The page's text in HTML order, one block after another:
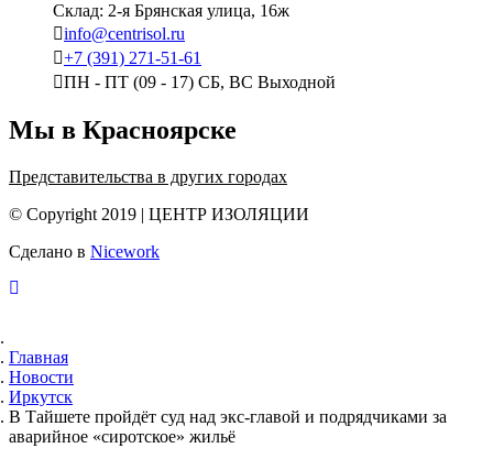
Склад: 2-я Брянская улица, 16ж
info@centrisol.ru
+7 (391) 271-51-61
ПН - ПТ (09 - 17) СБ, ВС Выходной
Мы в Красноярске
Представительства в других городах
© Copyright 2019 | ЦЕНТР ИЗОЛЯЦИИ
Сделано в Nicework
Главная
Новости
Иркутск
В Тайшете пройдёт суд над экс-главой и подрядчиками за
аварийное «сиротское» жильё